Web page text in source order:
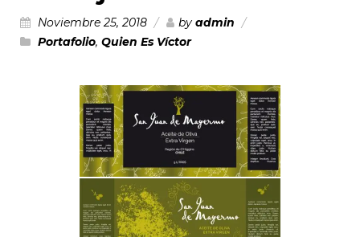
Noviembre 25, 2018 by admin
Portafolio, Quien Es Víctor